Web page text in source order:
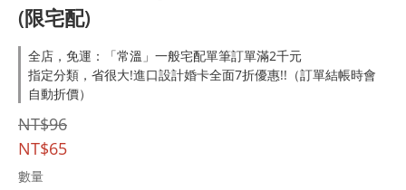
(限宅配)
全店，免運：「常溫」一般宅配單筆訂單滿2千元
指定分類，省很大!進口設計婚卡全面7折優惠!!（訂單結帳時會
自動折價）
NT$96
NT$65
數量